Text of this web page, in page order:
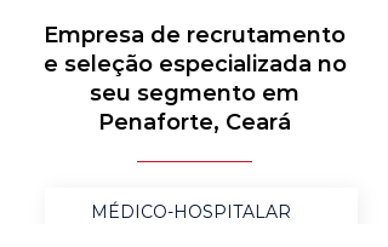
Empresa de recrutamento
e seleção especializada no
seu segmento em
Penaforte, Ceará
MÉDICO-HOSPITALAR